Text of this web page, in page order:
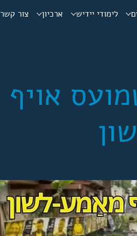
לימודי יידיש ארכיון צור קשר
אויף